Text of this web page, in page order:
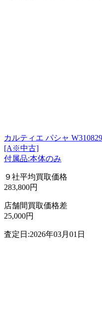
カルティエ パシャ
[A※中古]
付属品:本体のみ
９社平均買取価格
283,800円
店舗間買取価格差
25,000円
査定日:2026年03月01日